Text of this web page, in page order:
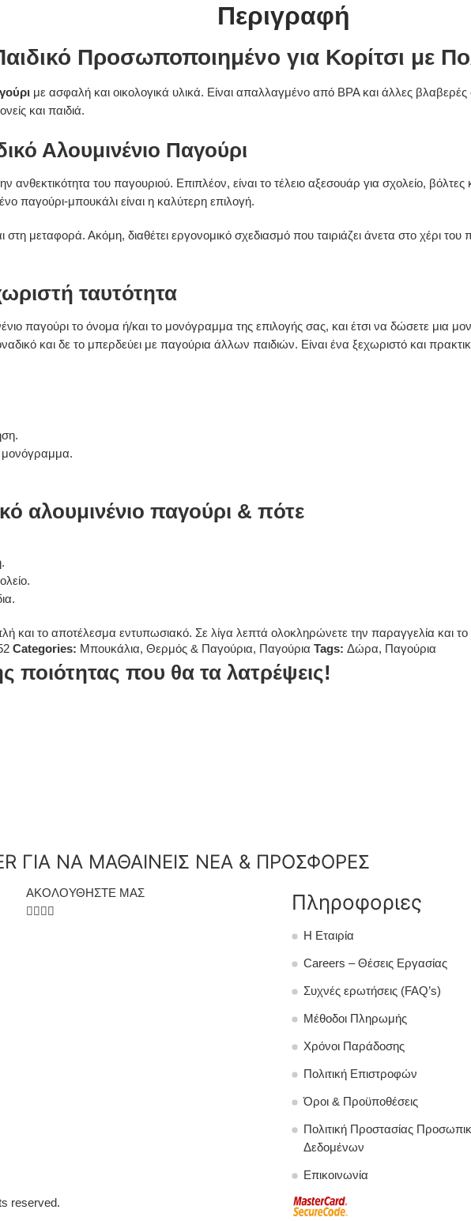
Περιγραφή
Προσωποποιημένο για Κορίτσι με
με ασφαλή και οικολογικά υλικά. Είναι απαλλαγμένο από BPA και άλλες βλαβερές
και παιδιά.
Αλουμινένιο Παγούρι
ανθεκτικότητα του παγουριού. Επιπλέον, είναι το τέλειο αξεσουάρ για σχολείο,
παγούρι-μπουκάλι είναι η καλύτερη επιλογή.
στη μεταφορά. Ακόμη, διαθέτει εργονομικό σχεδιασμό που ταιριάζει άνετα στο χέρι του
ταυτότητα
παγούρι το όνομα ή/και το μονόγραμμα της επιλογής σας, και έτσι να δώσετε μια
και δε το μπερδεύει με παγούρια άλλων παιδιών. Είναι ένα ξεχωριστό και
μονόγραμμα.
αλουμινένιο παγούρι & πότε
και το αποτέλεσμα εντυπωσιακό. Σε λίγα λεπτά ολοκληρώνετε την παραγγελία και
Categories: Μπουκάλια, Θερμός & Παγούρια, Παγούρια Tags: Δώρα, Παγούρια
ποιότητας που θα τα λατρέψεις!
ΓΙΑ ΝΑ ΜΑΘΑΙΝΕΙΣ ΝΕΑ & ΠΡΟΣΦΟΡΕΣ
ΑΚΟΛΟΥΘΗΣΤΕ ΜΑΣ Πληροφοριες
Η Εταιρία
Careers – Θέσεις Εργασίας
Συχνές ερωτήσεις (FAQ’s)
Μέθοδοι Πληρωμής
Χρόνοι Παράδοσης
Πολιτική Επιστροφών
Όροι & Προϋποθέσεις
Πολιτική Προστασίας
Δεδομένων
Επικοινωνία
reserved.